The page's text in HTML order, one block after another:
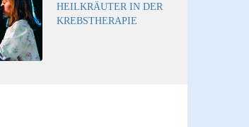
HEILKRÄUTER IN DER
KREBSTHERAPIE